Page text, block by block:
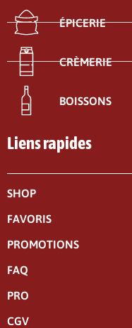
ÉPICERIE
CRÈMERIE
BOISSONS
Liens rapides
SHOP
FAVORIS
PROMOTIONS
FAQ
PRO
CGV